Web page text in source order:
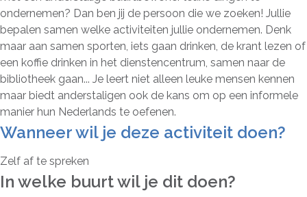
ondernemen? Dan ben jij de persoon die we zoeken! Jullie
bepalen samen welke activiteiten jullie ondernemen. Denk
maar aan samen sporten, iets gaan drinken, de krant lezen of
een koffie drinken in het dienstencentrum, samen naar de
bibliotheek gaan... Je leert niet alleen leuke mensen kennen
maar biedt anderstaligen ook de kans om op een informele
manier hun Nederlands te oefenen.
Wanneer wil je deze activiteit doen?
Zelf af te spreken
In welke buurt wil je dit doen?